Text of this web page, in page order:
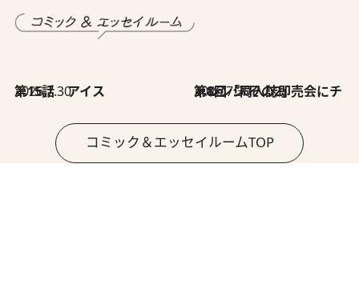
2026.7.30
第15話 アイス 2026.7.30
第8回「同人誌即売会にチャレンジ その2」
コミック＆エッセイルームTOP